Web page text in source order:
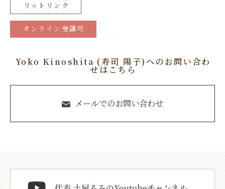
リットリンク
オンライン受講可
Yoko Kinoshita (寿司 陽子)へのお問い合わ
せはこちら
メールでのお問い合わせ